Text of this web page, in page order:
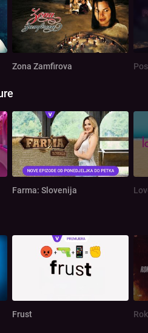
Zona Zamfirova
Farma: Slovenija
Frust